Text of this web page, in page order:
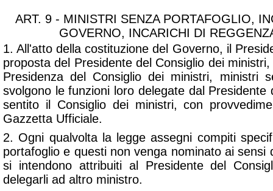
ART. 9 - MINISTRI SENZA PORTAFOGLIO,
GOVERNO, INCARICHI DI
1. All'atto della costituzione del Governo, il
proposta del Presidente del Consiglio dei
Presidenza del Consiglio dei ministri, ministri
svolgono le funzioni loro delegate dal Presidente
sentito il Consiglio dei ministri, con
Gazzetta Ufficiale.
2. Ogni qualvolta la legge assegni compiti
portafoglio e questi non venga nominato ai sensi
si intendono attribuiti al Presidente del
delegarli ad altro ministro.